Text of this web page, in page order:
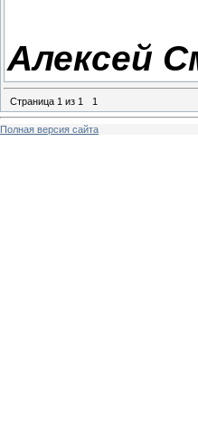
Алексей
Страница 1 из 1 1
Полная версия сайта